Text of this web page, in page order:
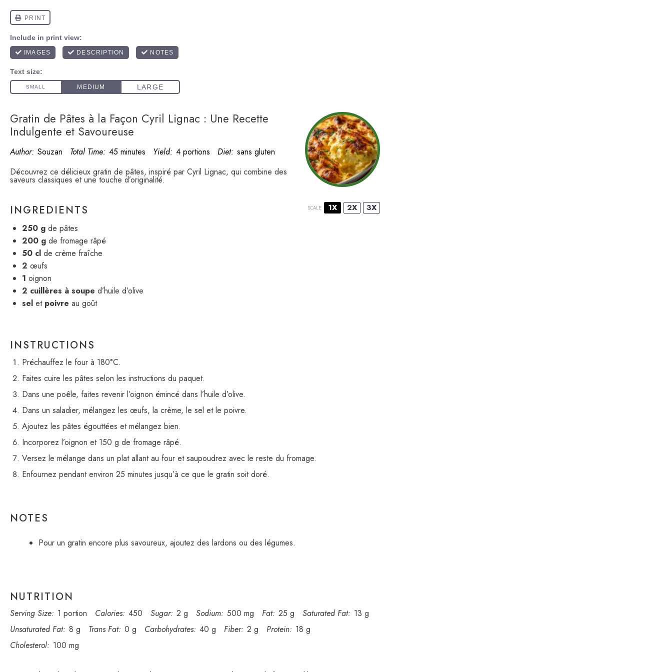
Gratin de Pâtes à la Façon Cyril Lignac : Une Recette
Indulgente et Savoureuse
Author: Souzan Total Time: 45 minutes Yield: 4 portions Diet: sans gluten
Découvrez ce délicieux gratin de pâtes, inspiré par Cyril Lignac, qui combine des
saveurs classiques et une touche d’originalité.
INGREDIENTS SCALE 1X 2X 3X
250 g de pâtes
200 g de fromage râpé
50 cl de crème fraîche
2 œufs
1 oignon
2 cuillères à soupe d’huile d’olive
sel et poivre au goût
INSTRUCTIONS
Préchauffez le four à 180°C.
Faites cuire les pâtes selon les instructions du paquet.
Dans une poêle, faites revenir l’oignon émincé dans l’huile d’olive.
Dans un saladier, mélangez les œufs, la crème, le sel et le poivre.
Ajoutez les pâtes égouttées et mélangez bien.
Incorporez l’oignon et 150 g de fromage râpé.
Versez le mélange dans un plat allant au four et saupoudrez avec le reste du fromage.
Enfournez pendant environ 25 minutes jusqu’à ce que le gratin soit doré.
NOTES
Pour un gratin encore plus savoureux, ajoutez des lardons ou des légumes.
NUTRITION
Serving Size: 1 portion Calories: 450 Sugar: 2 g Sodium: 500 mg Fat: 25 g Saturated Fat: 13 g
Unsaturated Fat: 8 g Trans Fat: 0 g Carbohydrates: 40 g Fiber: 2 g Protein: 18 g
Cholesterol: 100 mg